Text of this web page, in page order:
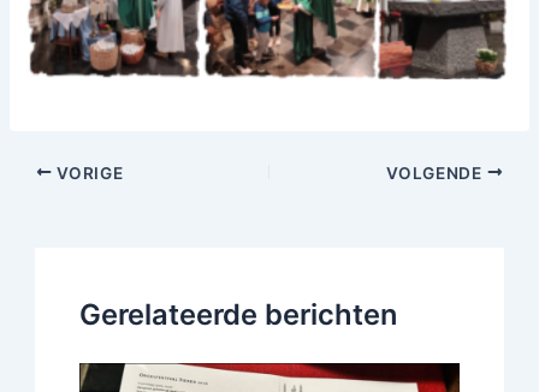
VORIGE VOLGENDE
Gerelateerde berichten